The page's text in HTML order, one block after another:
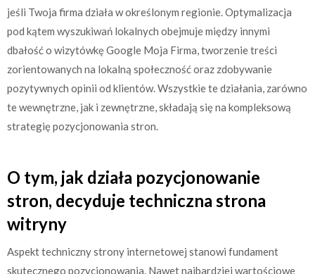
jeśli Twoja firma działa w określonym regionie. Optymalizacja
pod kątem wyszukiwań lokalnych obejmuje między innymi
dbałość o wizytówkę Google Moja Firma, tworzenie treści
zorientowanych na lokalną społeczność oraz zdobywanie
pozytywnych opinii od klientów. Wszystkie te działania, zarówno
te wewnętrzne, jak i zewnętrzne, składają się na kompleksową
strategię pozycjonowania stron.
O tym, jak działa pozycjonowanie
stron, decyduje techniczna strona
witryny
Aspekt techniczny strony internetowej stanowi fundament
skutecznego pozycjonowania. Nawet najbardziej wartościowe